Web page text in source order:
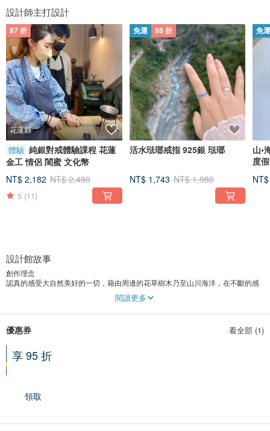
設計師主打設計
87 折
花蓮縣
體驗 純銀對戒體驗課程 花蓮
金工 情侶 閨蜜 文化幣
NT$ 2,182 NT$ 2,480
5 (11)
免運 88 折
活水琺瑯戒指 925銀 琺瑯
NT$ 1,743 NT$ 1,980
免
山•
度假
設計館故事
創作理念
認真的感受大自然美好的一切，藉由周邊的花草樹木乃至山川海洋，在不斷的感
悟淬煉中，激發出我們的靈感；我們相信，神創萬物本為美好，因此，我們更願
意將這些美好藉由不同的形式呈現給同樣美好的你。
益彰。
閱讀更多
優惠券 看全部 (1)
享 95 折
領取